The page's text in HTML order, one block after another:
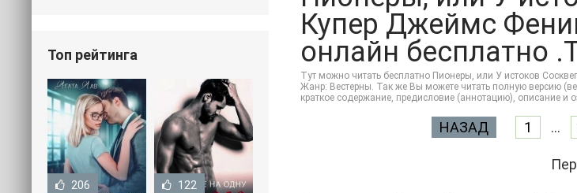
Купер Джеймс
онлайн бесплатно
Тут можно читать бесплатно Пионеры, или У истоков
Жанр: Вестерны. Так же Вы можете читать полную версию
краткое содержание, предисловие (аннотацию), описание
НАЗАД 1 ...
Топ рейтинга
206 122